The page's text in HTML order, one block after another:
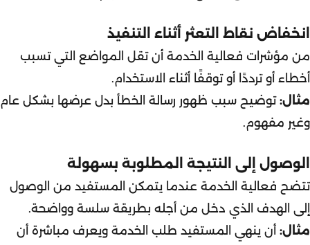
انخفاض نقاط التعثر أثناء التنفيذ
من مؤشرات فعالية الخدمة أن تقل المواضع التي تسبب
أخطاء أو ترددًا أو توقفًا أثناء الاستخدام.
مثال: توضيح سبب ظهور رسالة الخطأ بدل عرضها بشكل عام
وغير مفهوم.
الوصول إلى النتيجة المطلوبة بسهولة
تتضح فعالية الخدمة عندما يتمكن المستفيد من الوصول
إلى الهدف الذي دخل من أجله بطريقة سلسة وواضحة.
مثال: أن ينهي المستفيد طلب الخدمة ويعرف مباشرة أن